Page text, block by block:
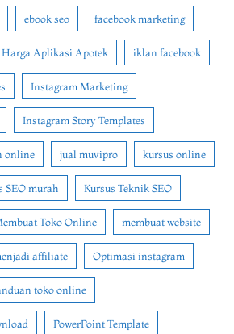
ebook seo facebook marketing
Harga Aplikasi Apotek iklan facebook
Instagram Marketing
Instagram Story Templates
online jual muvipro kursus online
SEO murah Kursus Teknik SEO
Toko Online membuat website
affiliate Optimasi instagram
toko online
PowerPoint Template